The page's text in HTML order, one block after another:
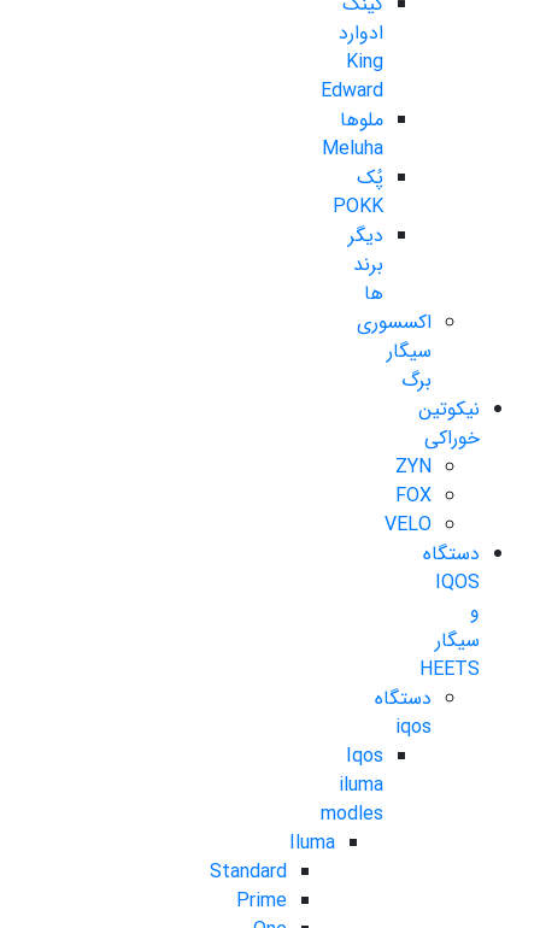
ادوارد
King
Edward
ملوها
Meluha
پُک
POKK
دیگر
برند
ها
اکسسوری
سیگار
برگ
نیکوتین
خوراکی
ZYN
FOX
VELO
دستگاه
IQOS
و
سیگار
HEETS
دستگاه
iqos
Iqos
iluma
modles
Iluma
Standard
Prime